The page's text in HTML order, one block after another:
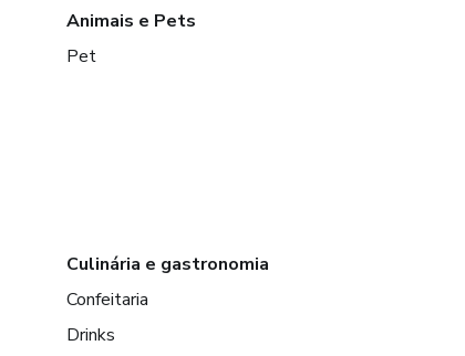
Animais e Pets
Pet
Culinária e gastronomia
Confeitaria
Drinks